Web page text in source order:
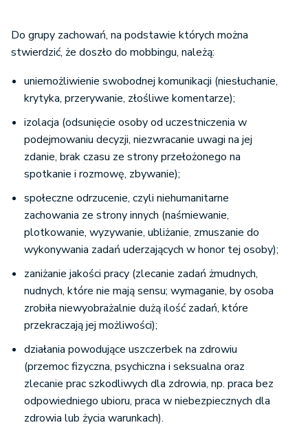
Do grupy zachowań, na podstawie których można
stwierdzić, że doszło do mobbingu, należą:
uniemożliwienie swobodnej komunikacji (niesłuchanie,
krytyka, przerywanie, złośliwe komentarze);
izolacja (odsunięcie osoby od uczestniczenia w
podejmowaniu decyzji, niezwracanie uwagi na jej
zdanie, brak czasu ze strony przełożonego na
spotkanie i rozmowę, zbywanie);
społeczne odrzucenie, czyli niehumanitarne
zachowania ze strony innych (naśmiewanie,
plotkowanie, wyzywanie, ubliżanie, zmuszanie do
wykonywania zadań uderzających w honor tej osoby);
zaniżanie jakości pracy (zlecanie zadań żmudnych,
nudnych, które nie mają sensu; wymaganie, by osoba
zrobiła niewyobrażalnie dużą ilość zadań, które
przekraczają jej możliwości);
działania powodujące uszczerbek na zdrowiu
(przemoc fizyczna, psychiczna i seksualna oraz
zlecanie prac szkodliwych dla zdrowia, np. praca bez
odpowiedniego ubioru, praca w niebezpiecznych dla
zdrowia lub życia warunkach).